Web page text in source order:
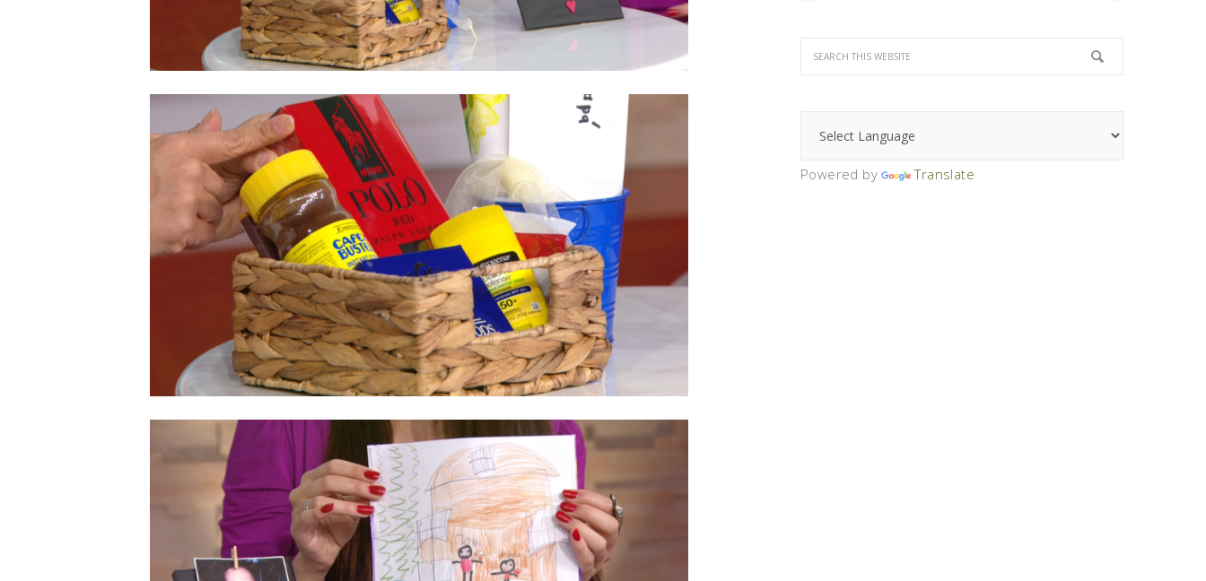
Powered by Translate